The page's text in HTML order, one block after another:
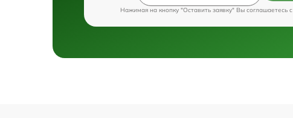
Нажимая на кнопку "Оставить заявку" Вы соглашаетесь c